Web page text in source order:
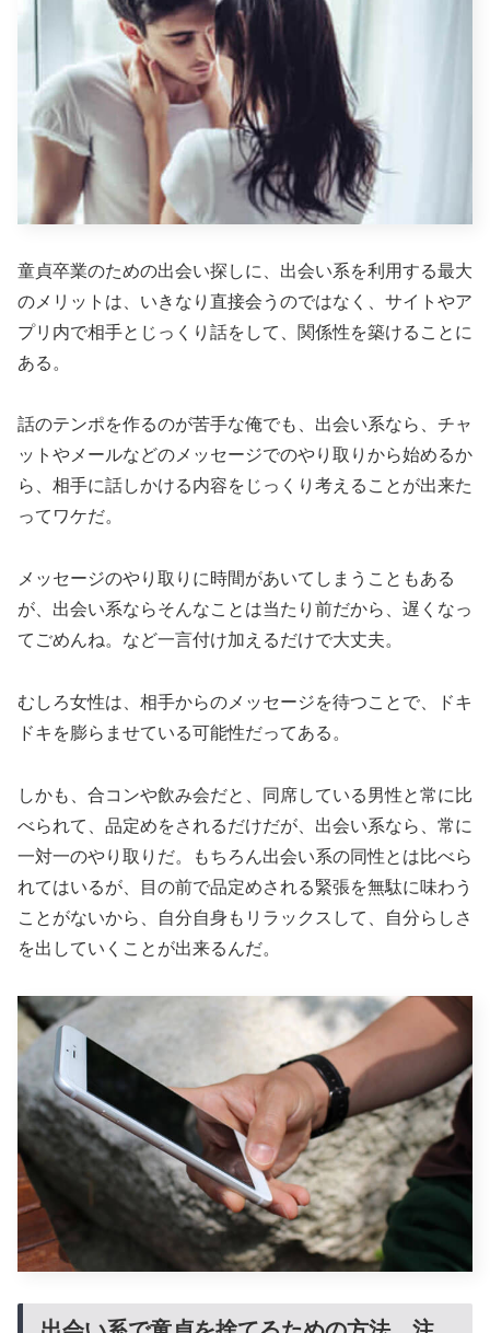
童貞卒業のための出会い探しに、出会い系を利用する最大
のメリットは、いきなり直接会うのではなく、サイトやア
プリ内で相手とじっくり話をして、関係性を築けることに
ある。
話のテンポを作るのが苦手な俺でも、出会い系なら、チャ
ットやメールなどのメッセージでのやり取りから始めるか
ら、相手に話しかける内容をじっくり考えることが出来た
ってワケだ。
メッセージのやり取りに時間があいてしまうこともある
が、出会い系ならそんなことは当たり前だから、遅くなっ
てごめんね。など一言付け加えるだけで大丈夫。
むしろ女性は、相手からのメッセージを待つことで、ドキ
ドキを膨らませている可能性だってある。
しかも、合コンや飲み会だと、同席している男性と常に比
べられて、品定めをされるだけだが、出会い系なら、常に
一対一のやり取りだ。もちろん出会い系の同性とは比べら
れてはいるが、目の前で品定めされる緊張を無駄に味わう
ことがないから、自分自身もリラックスして、自分らしさ
を出していくことが出来るんだ。